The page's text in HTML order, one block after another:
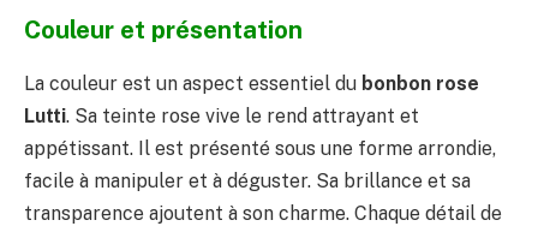
Couleur et présentation
La couleur est un aspect essentiel du bonbon rose
Lutti. Sa teinte rose vive le rend attrayant et
appétissant. Il est présenté sous une forme arrondie,
facile à manipuler et à déguster. Sa brillance et sa
transparence ajoutent à son charme. Chaque détail de